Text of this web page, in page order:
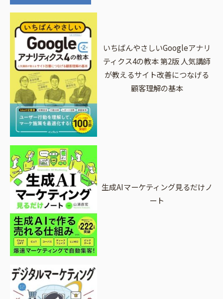
いちばんやさしいGoogleアナリ
ティクス4の教本 第2版 人気講師
が教えるサイト改善につなげる
顧客理解の基本
生成AIマーケティング見るだけノ
ート